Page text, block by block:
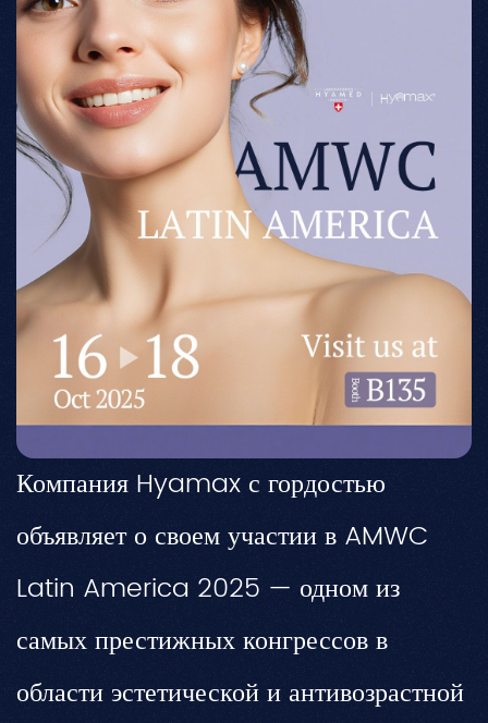
中文
Компания Hyamax с гордостью
объявляет о своем участии в AMWC
Latin America 2025 — одном из
самых престижных конгрессов в
области эстетической и антивозрастной